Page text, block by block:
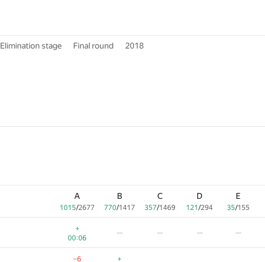
Elimination stage Final round 2018
A
1015/2677
B
770/1417
C
357/1469
D
121/294
E
35/155
+
00:06
— — — —
−6 +